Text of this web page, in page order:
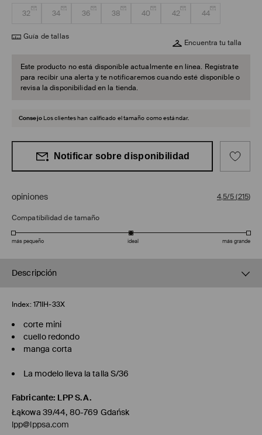
32 34 36 38 40 42 44
Guía de tallas
Encuentra tu talla
Este producto no está disponible actualmente en línea. Regístrate
para recibir una alerta y te notificaremos cuando esté disponible o
revisa la disponibilidad en la tienda.
Consejo Los clientes han calificado el tamaño como estándar.
Notificar sobre disponibilidad
opiniones 4,5/5(215)
Compatibilidad de tamaño
más pequeño ideal más grande
Descripción
Index: 171IH-33X
corte mini
cuello redondo
manga corta
La modelo lleva la talla S/36
Fabricante: LPP S.A.
Łąkowa 39/44, 80-769 Gdańsk
lpp@lppsa.com